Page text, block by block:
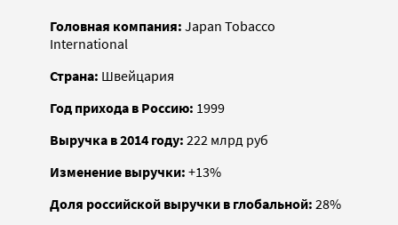
Головная компания: Japan Tobacco
International
Страна: Швейцария
Год прихода в Россию: 1999
Выручка в 2014 году: 222 млрд руб
Изменение выручки: +13%
Доля российской выручки в глобальной: 28%